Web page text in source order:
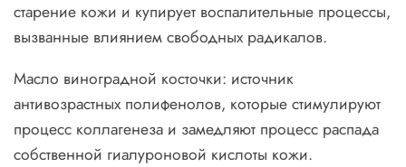
старение кожи и купирует воспалительные процессы,
вызванные влиянием свободных радикалов.
Масло виноградной косточки: источник
антивозрастных полифенолов, которые стимулируют
процесс коллагенеза и замедляют процесс распада
собственной гиалуроновой кислоты кожи.